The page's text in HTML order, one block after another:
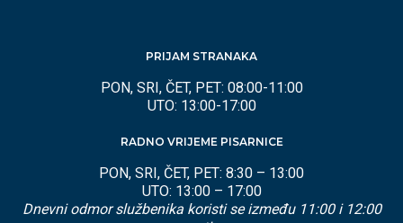
PRIJAM STRANAKA
PON, SRI, ČET, PET: 08:00-11:00
UTO: 13:00-17:00
RADNO VRIJEME PISARNICE
PON, SRI, ČET, PET: 8:30 – 13:00
UTO: 13:00 – 17:00
Dnevni odmor službenika koristi se između 11:00 i 12:00